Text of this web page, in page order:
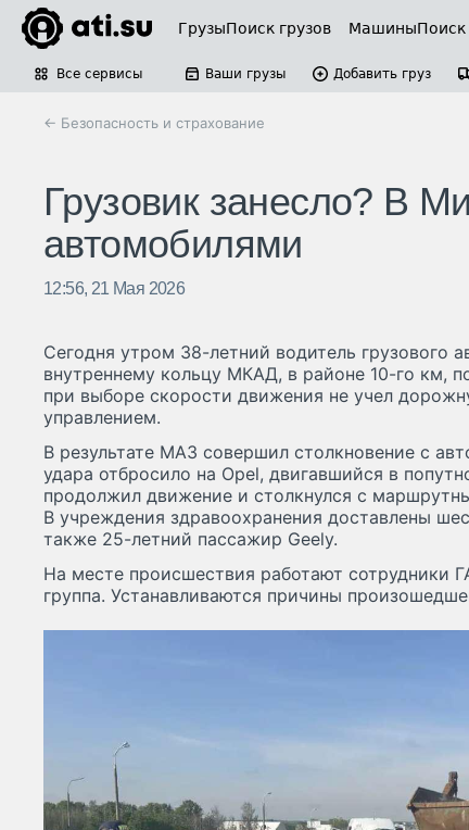
ГрузыПоиск грузов Машины
Все сервисы Ваши грузы Добавить груз
← Безопасность и страхование
Грузовик занесло? В
автомобилями
12:56, 21 Мая 2026
Сегодня утром 38-летний водитель грузового
внутреннему кольцу МКАД, в районе 10-го км,
при выборе скорости движения не учел
управлением.
В результате МАЗ совершил столкновение с
удара отбросило на Opel, двигавшийся в
продолжил движение и столкнулся с
В учреждения здравоохранения доставлены
также 25-летний пассажир Geely.
На месте происшествия работают сотрудники
группа. Устанавливаются причины